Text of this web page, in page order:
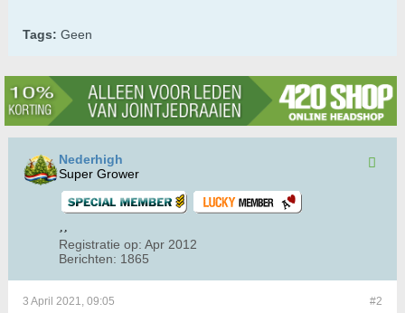
Tags: Geen
Nederhigh
Super Grower
Registratie op: Apr 2012
Berichten: 1865
#2
3 April 2021, 09:05